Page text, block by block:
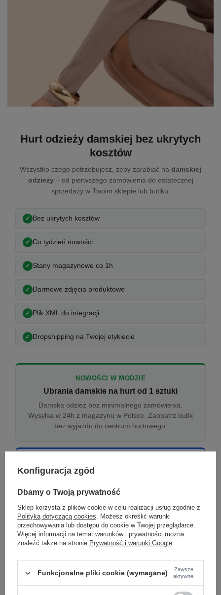
Hurt odzieży damskiej bez ukrytych
kosztów
Wszystko czego potrzebujesz, żeby zarabiać na damskiej
odzieży– od pierwszego zamówienia do ostatecznej
sprzedaży w Twoim sklepie lub butiku.
Bez ukrytych kosztów
Co tydzień nowości
Stany magazynowe co 1h
Darmowe zdjęcia produktowe
Plik XML do integracji
Dropshipping na Twojej etykiecie
NOWOŚCI W MODZIE
Ubrania damskie na hurt od 1 sztuki
Damska odzież bez minimalnego zamówienia.
Wysyłka w 24h z magazynu w Polsce. Zaopatrz butik
bez wyjazdu do centrum hurtowego.
Odzież damska hurtowo online
Internetowa hurtownia damska z plikiem XML/CSV.
Aktualizacja stanów co godzinę.
DROPSHIPPING
Damskie ubrania w dropshippingu
Hurt odzieży damskiej z wysyłką na etykiecie Twojego
sklepu w całej UE. Zero magazynu, zero
Konfiguracja zgód
Dbamy o Twoją prywatność
Sklep korzysta z plików cookie w celu realizacji usług zgodnie z
Polityką dotyczącą cookies. Możesz określić warunki
przechowywania lub dostępu do cookie w Twojej przeglądarce.
Więcej informacji na temat warunków i prywatności można
znaleźć także na stronie Prywatność i warunki Google.
Funkcjonalne pliki cookie (wymagane)
Zawsze
aktywne